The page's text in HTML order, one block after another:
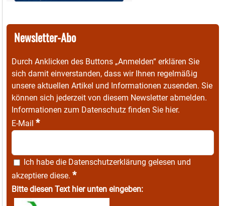
Newsletter-Abo
Durch Anklicken des Buttons „Anmelden“ erklären Sie
sich damit einverstanden, dass wir Ihnen regelmäßig
unsere aktuellen Artikel und Informationen zusenden. Sie
können sich jederzeit von diesem Newsletter abmelden.
Informationen zum Datenschutz finden Sie hier.
E-Mail *
Ich habe die Datenschutzerklärung gelesen und
akzeptiere diese. *
Bitte diesen Text hier unten eingeben: